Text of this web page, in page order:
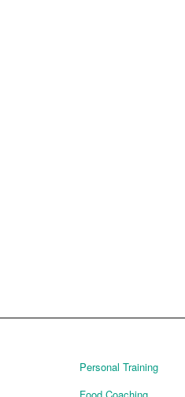
Personal Training